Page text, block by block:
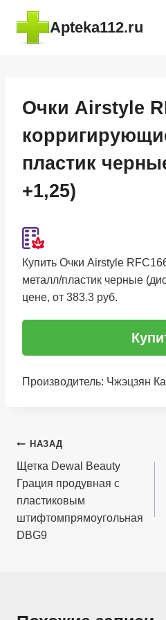
Перейти
содержимому
Apteka112.ru
Очки Airstyle
пластик
+1,25)
Купить Очки Airstyle
металл/пластик черные
цене, от 383.3 руб.
Производитель: Чжэцзян
Навигация
по
записям
НАЗАД
Щетка Dewal Beauty
Грация продувная с
пластиковым
штифтомпрямоугольная
DBG9